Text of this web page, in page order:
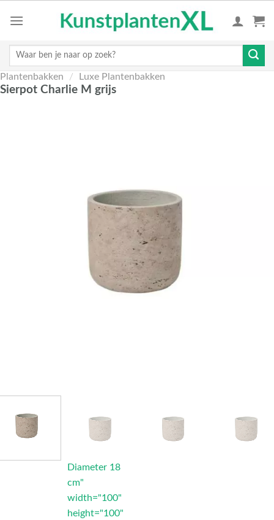
Zoeken
Plantenbakken / Luxe Plantenbakken
Sierpot Charlie M grijs
Diameter 18
cm"
width="100"
height="100"